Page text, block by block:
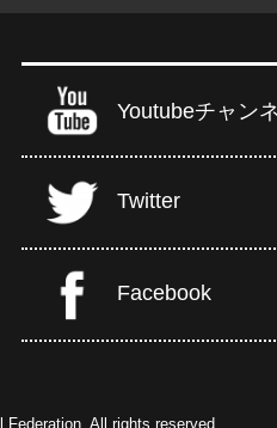
Youtubeチャン
Twitter
Facebook
All rights reserved.